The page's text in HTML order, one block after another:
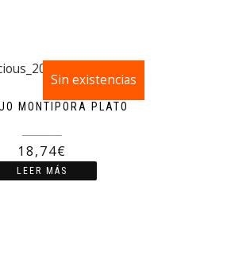
MONTIPORA PLATO
¡Oferta!
24,99€
18,74€
Sin existencias
LEER MÁS